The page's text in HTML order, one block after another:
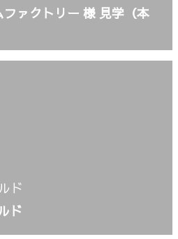
ァクトリー 様 見学（本
ド
ド